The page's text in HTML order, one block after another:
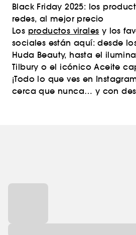
Black Friday 2025: los
redes, al mejor precio
Los productos virales y los
sociales están aquí: desde
Huda Beauty, hasta el
Tilbury o el icónico Aceite
¡Todo lo que ves en
cerca que nunca… y con